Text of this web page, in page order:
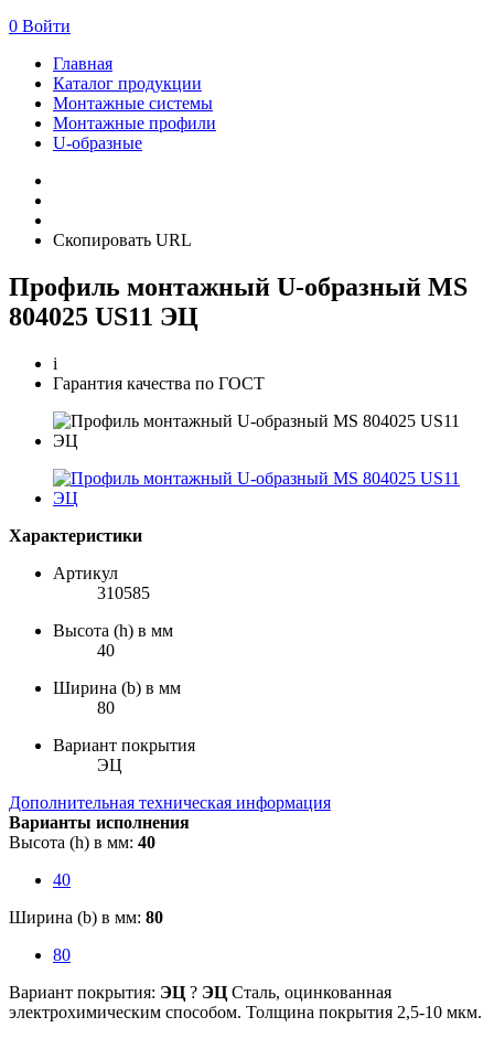
0 Войти
Главная
Каталог продукции
Монтажные системы
Монтажные профили
U-образные
Скопировать URL
Профиль монтажный U-образный MS
804025 US11 ЭЦ
i
Гарантия качества по ГОСТ
Характеристики
Артикул
310585
Высота (h) в мм
40
Ширина (b) в мм
80
Вариант покрытия
ЭЦ
Дополнительная техническая информация
Варианты исполнения
Высота (h) в мм: 40
40
Ширина (b) в мм: 80
80
Вариант покрытия: ЭЦ ? ЭЦ Сталь, оцинкованная
электрохимическим способом. Толщина покрытия 2,5-10 мкм.